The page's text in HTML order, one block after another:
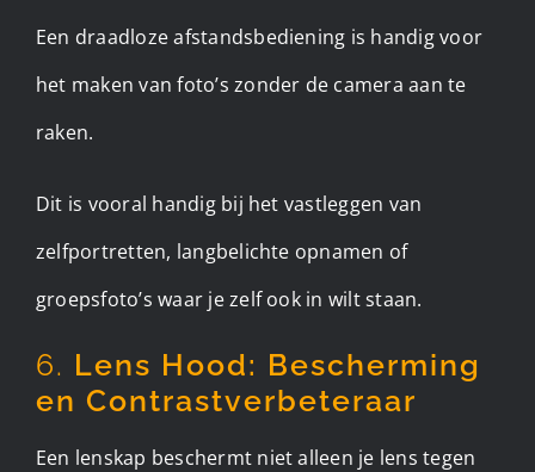
Een draadloze afstandsbediening is handig voor
het maken van foto’s zonder de camera aan te
raken.
Dit is vooral handig bij het vastleggen van
zelfportretten, langbelichte opnamen of
groepsfoto’s waar je zelf ook in wilt staan.
6. Lens Hood: Bescherming
en Contrastverbeteraar
Een lenskap beschermt niet alleen je lens tegen